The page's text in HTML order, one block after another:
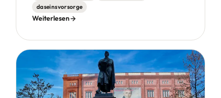
daseinsvorsorge
Weiterlesen